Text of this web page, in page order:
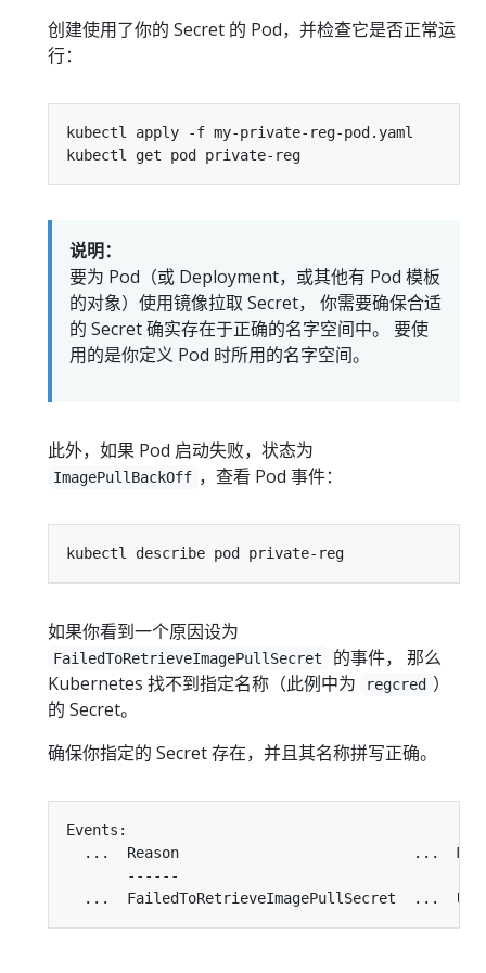
创建使用了你的 Secret 的 Pod，并检查它是否正常运
行：
说明：
要为 Pod（或 Deployment，或其他有 Pod 模板
的对象）使用镜像拉取 Secret， 你需要确保合适
的 Secret 确实存在于正确的名字空间中。 要使
用的是你定义 Pod 时所用的名字空间。
此外，如果 Pod 启动失败，状态为
ImagePullBackOff ，查看 Pod 事件：
如果你看到一个原因设为
FailedToRetrieveImagePullSecret
的事件， 那么
Kubernetes 找不到指定名称（此例中为
regcred ）
的 Secret。
确保你指定的 Secret 存在，并且其名称拼写正确。
...  FailedToRetrieveImagePullSecret  ...